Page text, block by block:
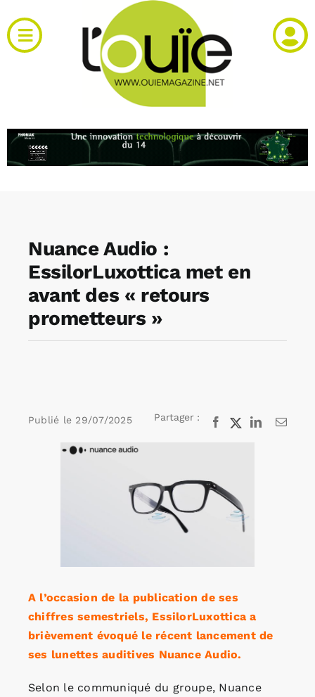
au
contenu
Toggle
Navigation
RH et emploi
Agenda
Annonces emploi
Nuance Audio :
EssilorLuxottica met en
avant des « retours
prometteurs »
Publié le 29/07/2025 Partager : Facebook
X LinkedInEmail
A l’occasion de la publication de ses
chiffres semestriels, EssilorLuxottica a
brièvement évoqué le récent lancement de
ses lunettes auditives Nuance Audio.
Selon le communiqué du groupe, Nuance